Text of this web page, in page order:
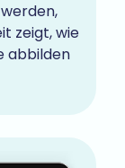
zeigt, wie
abbilden